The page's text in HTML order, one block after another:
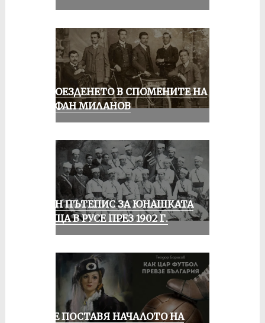
КОЛОЕЗДЕНЕТО В СПОМЕНИТЕ НА
СТЕФАН МИЛАНОВ
ЕДИН ПЪТЕПИС ЗА ЮНАШКАТА
СРЕЩА В РУСЕ ПРЕЗ 1902 Г.
РУСЕ ПОСТАВЯ НАЧАЛОТО НА